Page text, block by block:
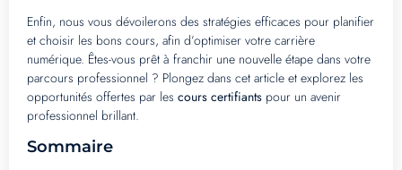
Enfin, nous vous dévoilerons des stratégies efficaces pour planifier
et choisir les bons cours, afin d’optimiser votre carrière
numérique. Êtes-vous prêt à franchir une nouvelle étape dans votre
parcours professionnel ? Plongez dans cet article et explorez les
opportunités offertes par les cours certifiants pour un avenir
professionnel brillant.
Sommaire